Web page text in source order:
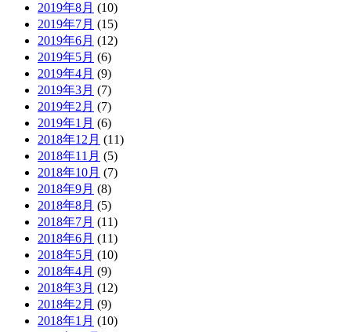
2019年8月 (10)
2019年7月 (15)
2019年6月 (12)
2019年5月 (6)
2019年4月 (9)
2019年3月 (7)
2019年2月 (7)
2019年1月 (6)
2018年12月 (11)
2018年11月 (5)
2018年10月 (7)
2018年9月 (8)
2018年8月 (5)
2018年7月 (11)
2018年6月 (11)
2018年5月 (10)
2018年4月 (9)
2018年3月 (12)
2018年2月 (9)
2018年1月 (10)